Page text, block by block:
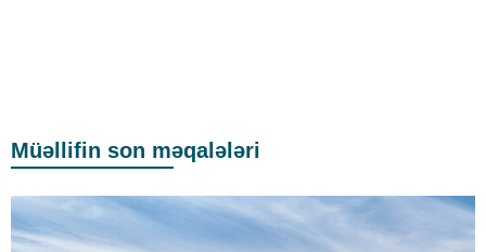
Müəllifin son məqalələri